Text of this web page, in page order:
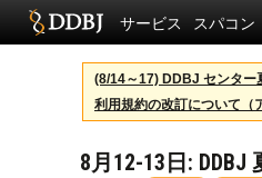
サービス スパコン
(8/14～17) DDBJ センター
利用規約の改訂について（
8月12-13日: